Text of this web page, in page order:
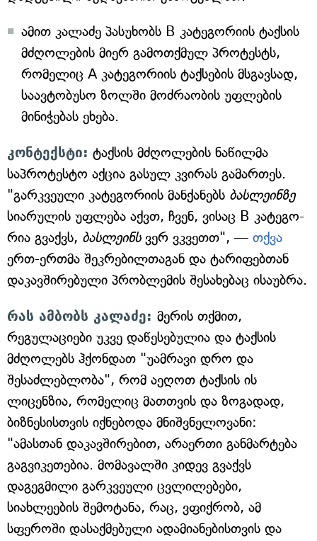
ამით კალაძე პასუხობს B კატეგორიის ტაქსის
მძღოლების მიერ გამოთქმულ პროტესტს,
რომელიც A კატეგორიის ტაქსების მსგავსად,
საავტობუსო ზოლში მოძრაობის უფლების
მინიჭებას ეხება.
კონტექსტი: ტაქსის მძღოლების ნაწილმა
საპროტესტო აქცია გასულ კვირას გამართეს.
"გარ­კვე­უ­ლი კა­ტე­გო­რი­ის მან­ქა­ნებს ბას­ლეინ­ზე
სიარულის უფლება აქვთ, ჩვენ, ვი­საც B კა­ტე­გო­
რია გვაქვს, ბას­ლეინსვერ ვკვეთთ", — თქვა
ერთ-ერთმა შეკრებილთაგან და ტარიფებთან
დაკავშირებული პრობლემის შესახებაც ისაუბრა.
რას ამბობს კალაძე: მერის თქმით,
რეგულაციები უკვე დაწესებულია და ტაქსის
მძღოლებს ჰქონდათ "უამრავი დრო და
შესაძლებლობა", რომ აეღოთ ტაქსის ის
ლიცენზია, რომელიც მათთვის და ზოგადად,
ბიზნესისთვის იქნებოდა მნიშვნელოვანი:
"ამასთან დაკავშირებით, არაერთი განმარტება
გაგვიკეთებია. მომავალში კიდევ გვაქვს
დაგეგმილი გარკვეული ცვლილებები,
სიახლეების შემოტანა, რაც, ვფიქრობ, ამ
სფეროში დასაქმებული ადამიანებისთვის და